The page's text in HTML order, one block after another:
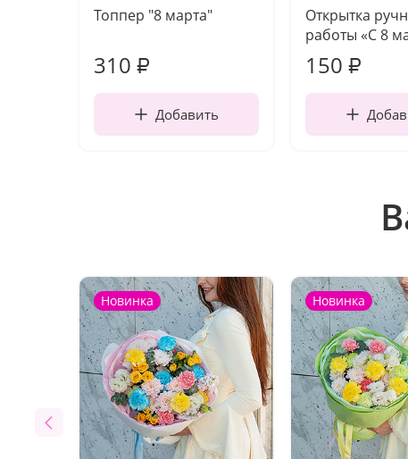
Топпер "8 марта"
310 ₽
Добавить
Открытка
работы «С 8
150 ₽
Новинка Новинка